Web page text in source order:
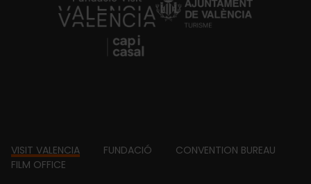
https://fundacion.visitvalencia.com/
Footer
VISIT VALENCIA FUNDACIÓ
CONVENTION BUREAU
FILM OFFICE